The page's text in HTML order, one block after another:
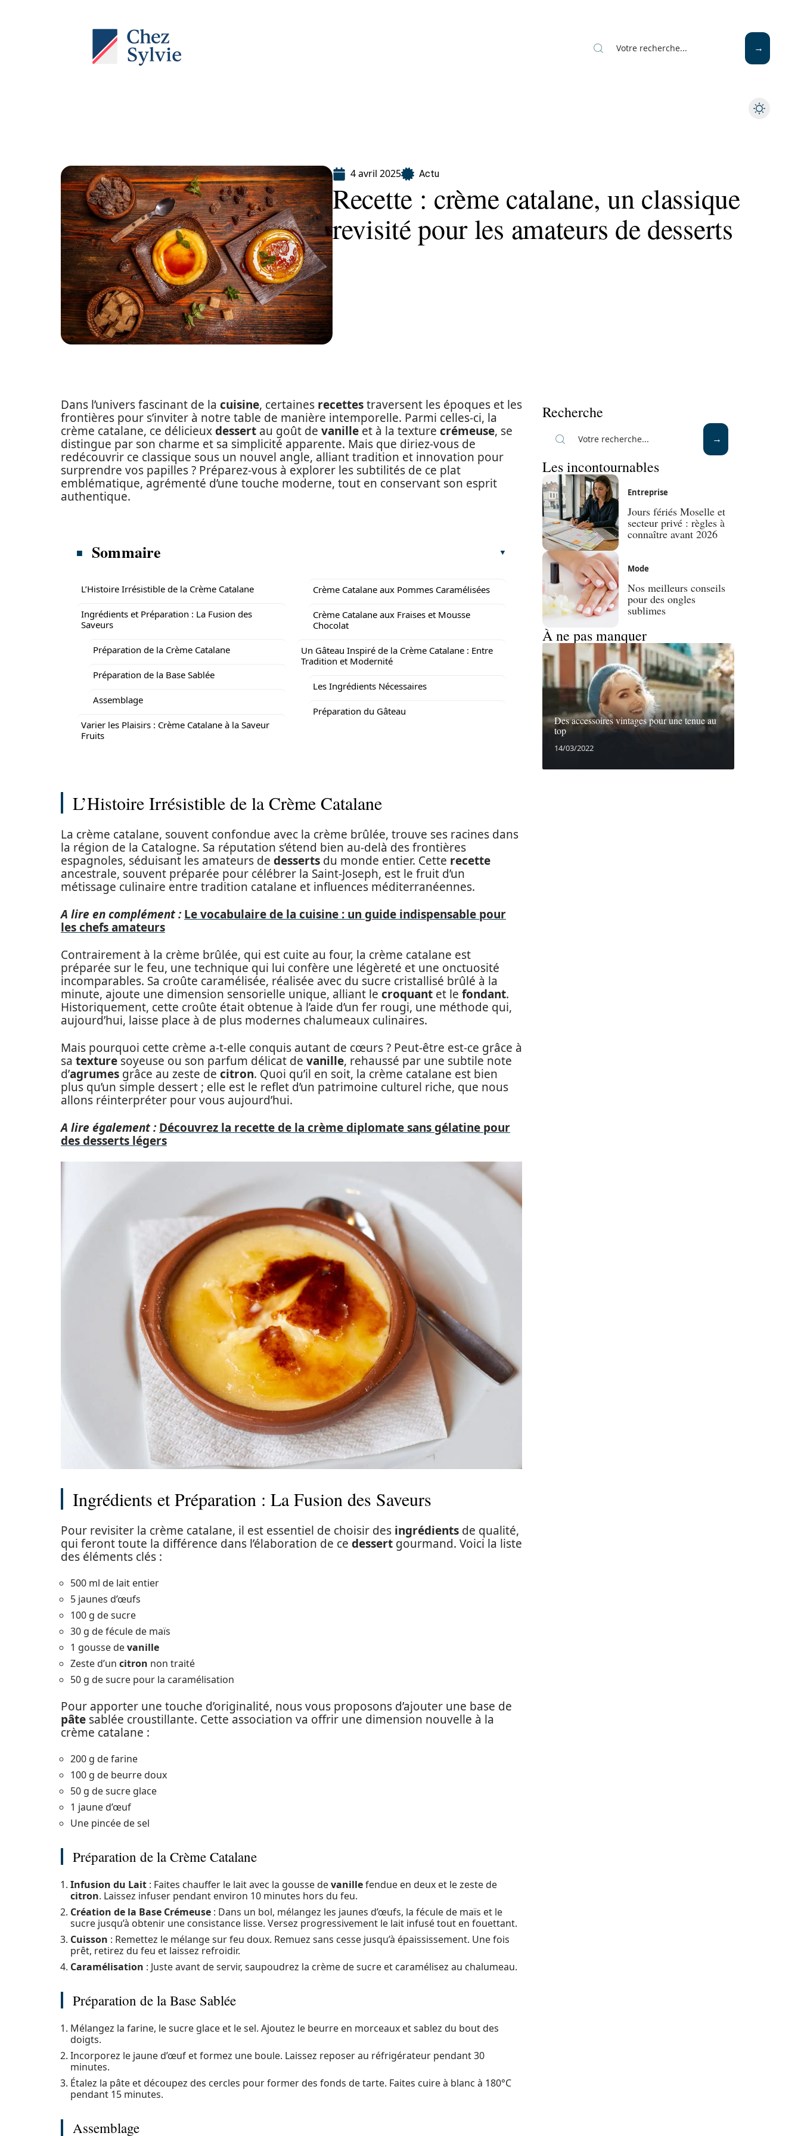
4 avril 2025 Actu
Recette : crème catalane, un classique
revisité pour les amateurs de desserts
Dans l’univers fascinant de la cuisine, certaines recettestraversent les époques et les
frontières pour s’inviter à notre table de manière intemporelle. Parmi celles-ci, la
crème catalane, ce délicieuxdessert au goût de vanille et à la texture crémeuse, se
distingue par son charme et sa simplicité apparente. Mais que diriez-vous de
redécouvrir ce classique sous un nouvel angle, alliant tradition et innovation pour
surprendre vos papilles ? Préparez-vous à explorer les subtilités de ce plat
emblématique, agrémenté d’une touche moderne, tout en conservant son esprit
authentique.
Sommaire
L’Histoire Irrésistible de la Crème Catalane
Ingrédients et Préparation : La Fusion des
Saveurs
Préparation de la Crème Catalane
Préparation de la Base Sablée
Assemblage
Varier les Plaisirs : Crème Catalane à la Saveur
Fruits
Crème Catalane aux Pommes Caramélisées
Crème Catalane aux Fraises et Mousse
Chocolat
Un Gâteau Inspiré de la Crème Catalane : Entre
Tradition et Modernité
Les Ingrédients Nécessaires
Préparation du Gâteau
L’Histoire Irrésistible de la Crème Catalane
La crème catalane, souvent confondue avec la crème brûlée, trouve ses racines dans
la région de la Catalogne. Sa réputation s’étend bien au-delà des frontières
espagnoles, séduisant les amateurs de desserts du monde entier. Cette recette
ancestrale, souvent préparée pour célébrer la Saint-Joseph, est le fruit d’un
métissage culinaire entre tradition catalane et influences méditerranéennes.
A lire en complément : Le vocabulaire de la cuisine : un guide indispensable pour
les chefs amateurs
Contrairement à la crème brûlée, qui est cuite au four, la crème catalane est
préparée sur le feu, une technique qui lui confère une légèreté et une onctuosité
incomparables. Sa croûte caramélisée, réalisée avec du sucre cristallisé brûlé à la
minute, ajoute une dimension sensorielle unique, alliant le croquant et le fondant.
Historiquement, cette croûte était obtenue à l’aide d’un fer rougi, une méthode qui,
aujourd’hui, laisse place à de plus modernes chalumeaux culinaires.
Mais pourquoi cette crème a-t-elle conquis autant de cœurs ? Peut-être est-ce grâce à
sa texture soyeuse ou son parfum délicat de vanille, rehaussé par une subtile note
d’agrumes grâce au zeste de citron. Quoi qu’il en soit, la crème catalane est bien
plus qu’un simple dessert ; elle est le reflet d’un patrimoine culturel riche, que nous
allons réinterpréter pour vous aujourd’hui.
A lire également : Découvrez la recette de la crème diplomate sans gélatine pour
des desserts légers
Ingrédients et Préparation : La Fusion des Saveurs
Pour revisiter la crème catalane, il est essentiel de choisir des ingrédients de qualité,
qui feront toute la différence dans l’élaboration de ce dessert gourmand. Voici la liste
des éléments clés :
500 ml de lait entier
5 jaunes d’œufs
100 g de sucre
30 g de fécule de maïs
1 gousse devanille
Zeste d’un citron non traité
50 g de sucre pour la caramélisation
Pour apporter une touche d’originalité, nous vous proposons d’ajouter une base de
pâte sablée croustillante. Cette association va offrir une dimension nouvelle à la
crème catalane :
200 g de farine
100 g de beurre doux
50 g de sucre glace
1 jaune d’œuf
Une pincée de sel
Préparation de la Crème Catalane
Infusion du Lait : Faites chauffer le lait avec la gousse devanillefendue en deux et le zeste de
citron. Laissez infuser pendant environ 10 minutes hors du feu.
Création de la Base Crémeuse : Dans un bol, mélangez les jaunes d’œufs, la fécule de maïs et le
sucre jusqu’à obtenir une consistance lisse. Versez progressivement le lait infusé tout en fouettant.
Cuisson : Remettez le mélange sur feu doux. Remuez sans cesse jusqu’à épaississement. Une fois
prêt, retirez du feu et laissez refroidir.
Caramélisation : Juste avant de servir, saupoudrez la crème de sucre et caramélisez au chalumeau.
Préparation de la Base Sablée
Mélangez la farine, le sucre glace et le sel. Ajoutez le beurre en morceaux et sablez du bout des
doigts.
Incorporez le jaune d’œuf et formez une boule. Laissez reposer au réfrigérateur pendant 30
minutes.
Étalez la pâte et découpez des cercles pour former des fonds de tarte. Faites cuire à blanc à 180°C
pendant 15 minutes.
Assemblage
Recherche
Les incontournables
Entreprise
Jours fériés Moselle et
secteur privé : règles à
connaître avant 2026
Mode
Nos meilleurs conseils
pour des ongles
sublimes
À ne pas manquer
Des accessoires vintages pour une tenue au
top
14/03/2022